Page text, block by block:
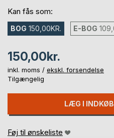
Kan fås som:
BOG 150,00KR. E-BOG
150,00kr.
inkl. moms / ekskl. forsendelse
Tilgængelig
LÆG I
Føj til ønskeliste